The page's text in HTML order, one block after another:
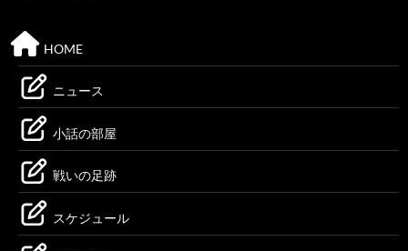
HOME
ニュース
小話の部屋
戦いの足跡
スケジュール